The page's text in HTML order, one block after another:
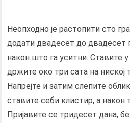
Неопходно је растопити сто
додати двадесет до двадесет
након што га уситни. Ставите
држите око три сата на ниској
Напрејте и затим слепите
ставите себи клистир, а након
Пријавите се тридесет дана,